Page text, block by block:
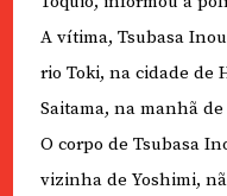
A vítima, Tsubasa
rio Toki, na cidade de
Saitama, na manhã de
O corpo de Tsubasa
vizinha de Yoshimi,